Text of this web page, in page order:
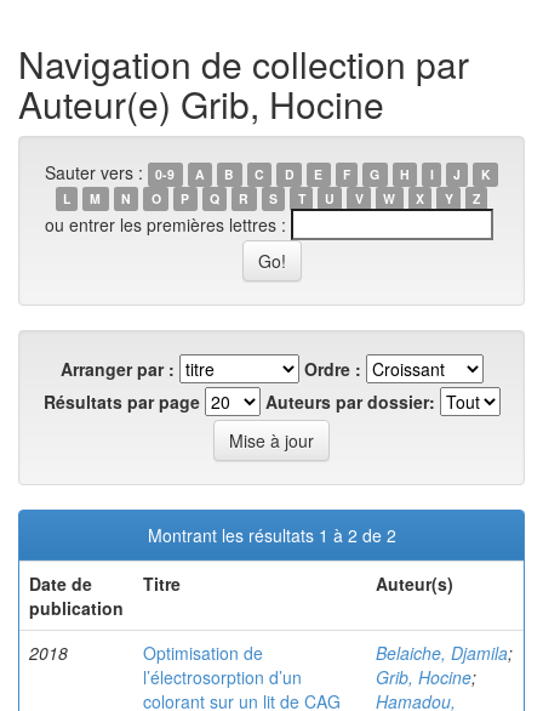
Navigation de collection par
Auteur(e) Grib, Hocine
Sauter vers : 0-9 A B C D E F G H I J
K
L
M N O P Q R S T U V W X Y Z
ou entrer les premières lettres :
Arranger par :
Ordre :
Résultats par page
Auteurs par dossier:
Montrant les résultats 1 à 2 de 2
Date de
publication
Titre Auteur(s)
2018
Optimisation de
l’électrosorption d’un
colorant sur un lit de CAG
Belaiche, Djamila;
Grib, Hocine;
Hamadou,